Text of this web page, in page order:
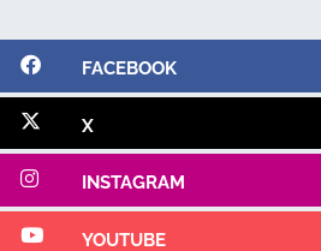
FACEBOOK
X
INSTAGRAM
YOUTUBE